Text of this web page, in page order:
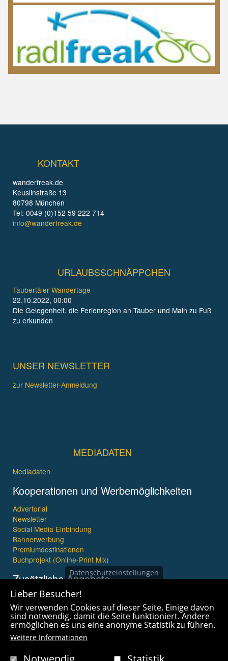
KONTAKT
wanderfreak.de
Keuslinstraße 13
80798 München
Tel: 0049 (0)152 59 222 714
info@wanderfreak.de
URLAUBSSCHNÄPPCHEN
Taubertäler Wandertage
22.10.2022, 00:00
Die Gelegenheit, die Ferienregion an Tauber und Main zu Fuß
zu erkunden
UNSER NEWSLETTER
zur Newsletter-Anmeldung
MEDIADATEN
Mediadaten
Kooperationen und Werbemöglichkeiten
Advertorial
Newsletter
Social Media Einbindung
Bannerwerbung
Premiumdestinationen
Buchprojekt (Online-Print Mix)
Zusätzliche Angebote
Imagefilme und mehr
360° x 360° Fotografie
Datenschutzeinstellungen
Lieber Besucher!
Wir verwenden Cookies auf dieser Seite. Einige davon
sind notwendig, damit die Seite funktioniert. Andere
ermöglichen es uns eine anonyme Statistik zu führen.
Weitere Informationen